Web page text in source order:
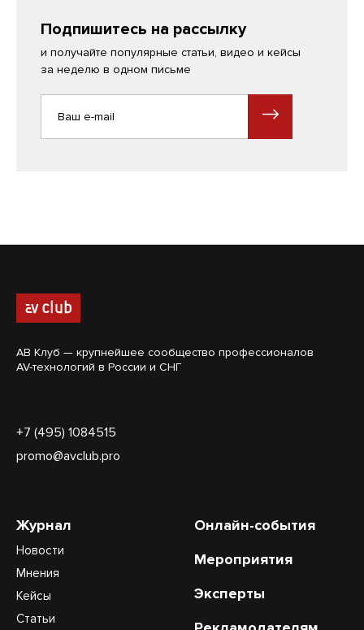
Подпишитесь на рассылку
и получайте популярные статьи, видео и кейсы
за неделю в одном письме
АВ Клуб — крупнейшее сообщество профессионалов
AV-технологий в России и СНГ
+7 (495) 1084515
promo@avclub.pro
Журнал
Новости
Мнения
Кейсы
Статьи
Онлайн-события
Мероприятия
Эксперты